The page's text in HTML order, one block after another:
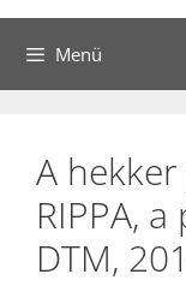
Menü
A
RIPPA,
DTM,